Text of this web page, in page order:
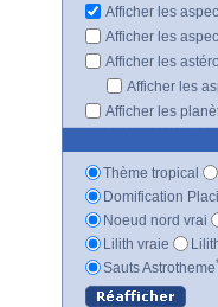
Afficher les
Afficher les
Afficher les
Afficher les
Afficher les
Thème tropical
Domification
Noeud nord vrai
Lilith vraie
Sauts Astrotheme